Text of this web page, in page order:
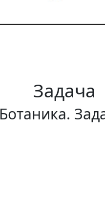
Задача
Ботаника.